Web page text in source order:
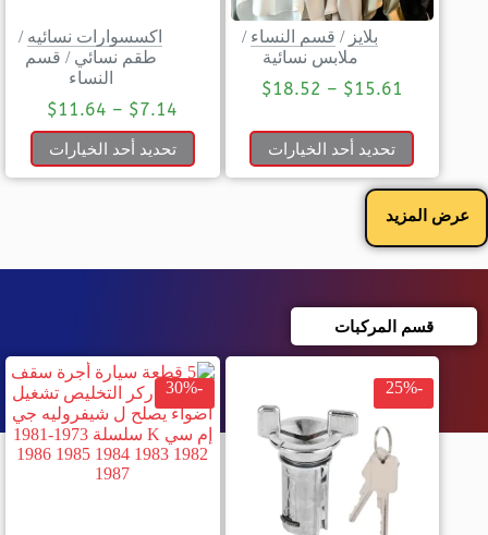
بلايز / قسم النساء /
ملابس نسائية
$15.61
–
$18.52
تحديد أحد الخيارات
اكسسوارات نسائيه /
طقم نسائي / قسم
النساء
$7.14
–
$11.64
تحديد أحد الخيارات
عرض المزيد
قسم المركبات
-25%
-30%